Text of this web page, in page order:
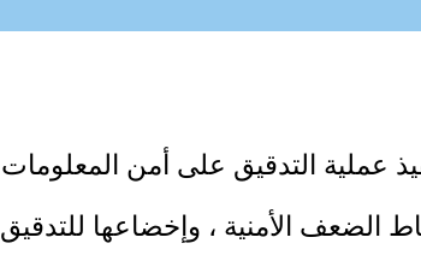
عملية التدقيق على أمن المعلومات
الضعف الأمنية ، وإخضاعها للتدقيق